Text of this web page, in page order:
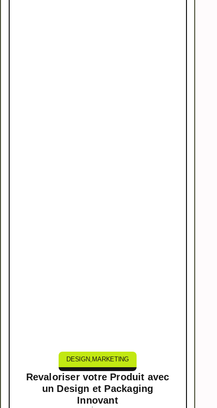
DESIGN MARKETING
Revaloriser votre Produit avec
un Design et Packaging
Innovant